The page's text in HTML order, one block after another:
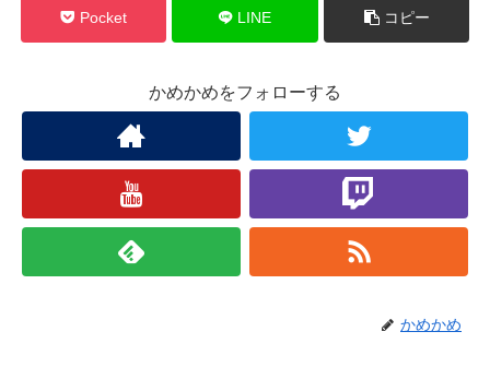
Pocket LINE コピー
かめかめをフォローする
かめかめ